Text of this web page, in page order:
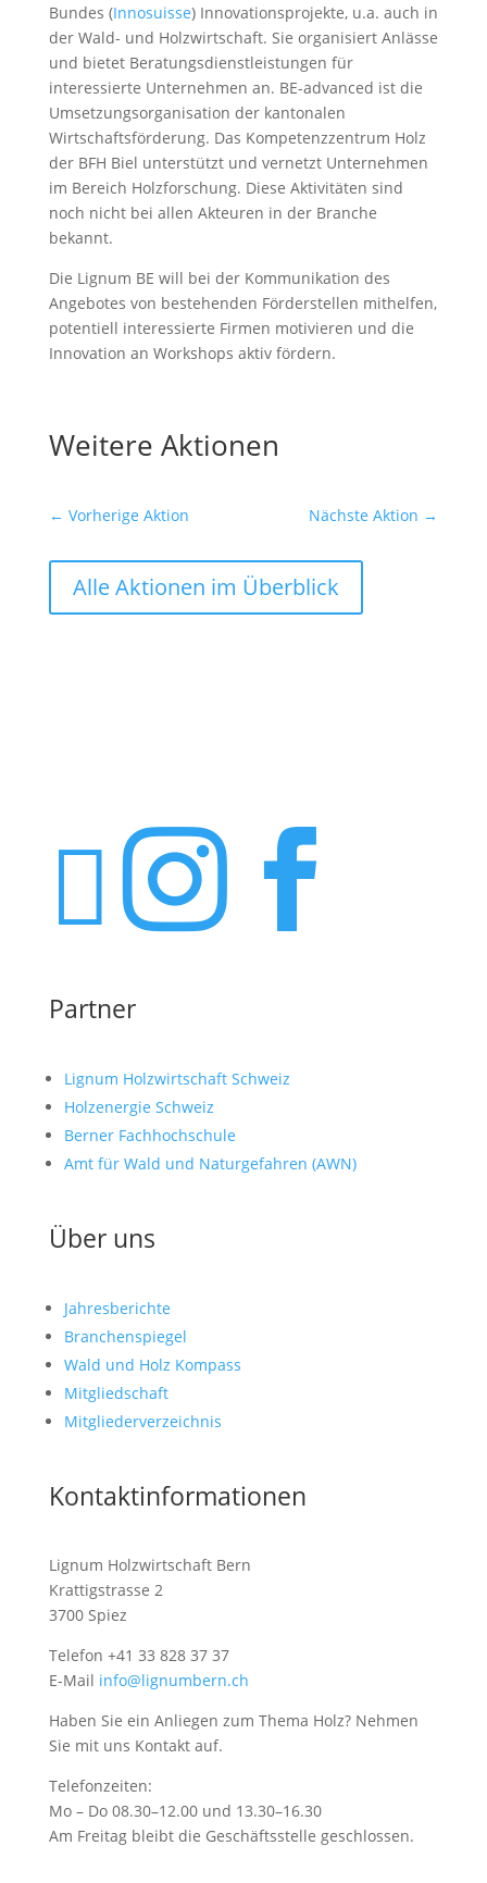
Bundes (Innosuisse) Innovationsprojekte, u.a. auch in
der Wald- und Holzwirtschaft. Sie organisiert Anlässe
und bietet Beratungsdienstleistungen für
interessierte Unternehmen an. BE-advanced ist die
Umsetzungsorganisation der kantonalen
Wirtschaftsförderung. Das Kompetenzzentrum Holz
der BFH Biel unterstützt und vernetzt Unternehmen
im Bereich Holzforschung. Diese Aktivitäten sind
noch nicht bei allen Akteuren in der Branche
bekannt.
Die Lignum BE will bei der Kommunikation des
Angebotes von bestehenden Förderstellen mithelfen,
potentiell interessierte Firmen motivieren und die
Innovation an Workshops aktiv fördern.
Weitere Aktionen
← Vorherige Aktion Nächste Aktion →
Alle Aktionen im Überblick
 
Partner
Lignum Holzwirtschaft Schweiz
Holzenergie Schweiz
Berner Fachhochschule
Amt für Wald und Naturgefahren (AWN)
Über uns
Jahresberichte
Branchenspiegel
Wald und Holz Kompass
Mitgliedschaft
Mitgliederverzeichnis
Kontaktinformationen
Lignum Holzwirtschaft Bern
Krattigstrasse 2
3700 Spiez
Telefon +41 33 828 37 37
E-Mail info@lignumbern.ch
Haben Sie ein Anliegen zum Thema Holz? Nehmen
Sie mit uns Kontakt auf.
Telefonzeiten:
Mo – Do 08.30–12.00 und 13.30–16.30
Am Freitag bleibt die Geschäftsstelle geschlossen.